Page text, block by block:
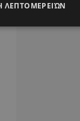
ΛΕΠΤΟΜΕΡΕΙΏΝ